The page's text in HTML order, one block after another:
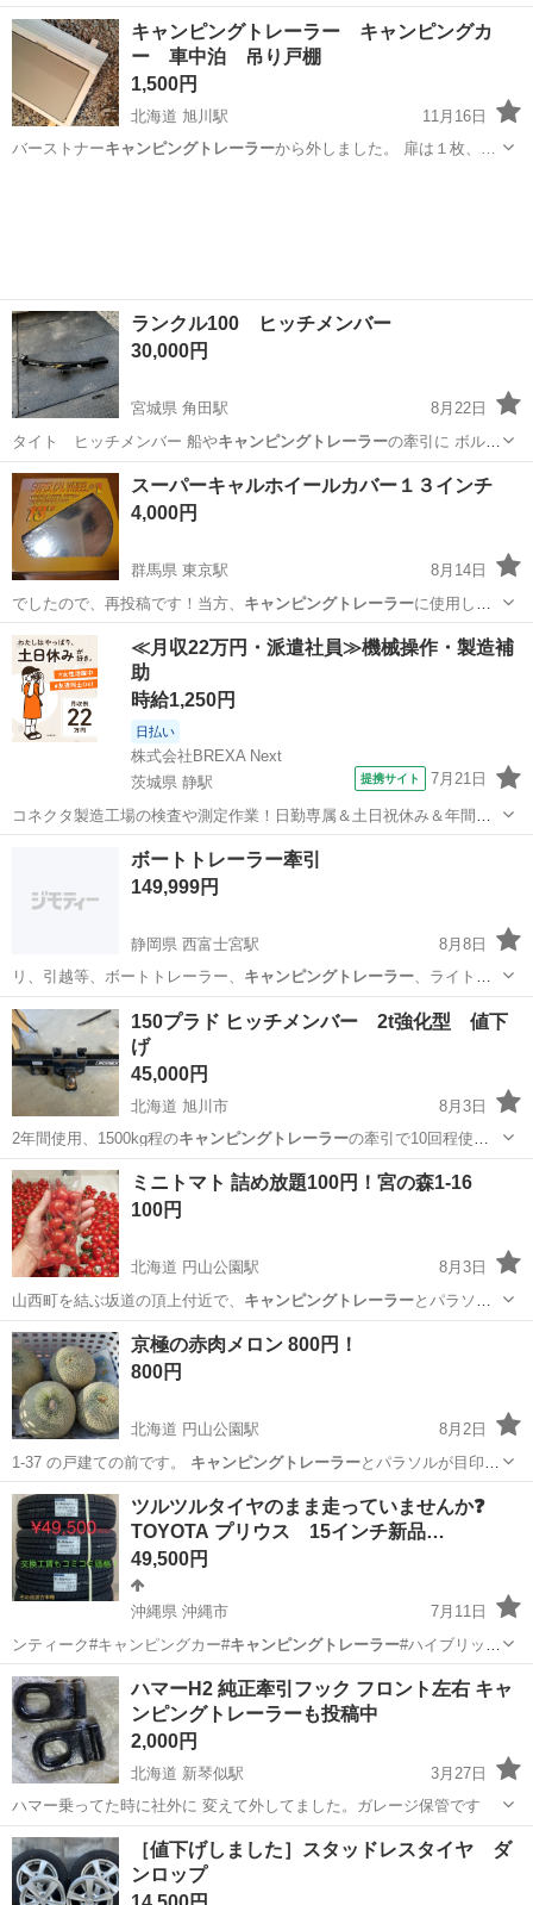
のみの出品です♪ …
愛知 豊田市 保見駅 パーツ トレーラーハウス
キャンピングトレーラー キャンピングカ
ー 車中泊 吊り戸棚
1,500円
北海道 旭川駅
11月16日
バーストナーキャンピングトレーラーから外しました。 扉は１枚、…
ランクル100 ヒッチメンバー
30,000円
宮城県 角田駅
8月22日
タイト ヒッチメンバー 船やキャンピングトレーラーの牽引に ボルト
類はおまけ程…
宮城 角田市 角田駅 ヒッチメンバー
スーパーキャルホイールカバー１３インチ
4,000円
群馬県 東京駅
8月14日
でしたので、再投稿です！当方、 キャンピングトレーラーに使用して
いたため、２枚は中古…
群馬 太田市 東京駅 その他 13インチ
≪月収22万円・派遣社員≫機械操作・製造補
助
時給1,250円
日払い
株式会社BREXA Next
茨城県 静駅
提携サイト 7月21日
コネクタ製造工場の検査や測定作業！日勤専属＆土日祝休み＆年間休
日128日★クリーンルーム内作業★マイカー通勤OK＆無料駐車場あり
★就業先食堂利用可！日払い制度あり！《茨城県常陸大宮市》 人気の
工場のお仕事 ◇コネクタ製造工...
常陸大宮市 静駅 その他
ボートトレーラー牽引
149,999円
静岡県 西富士宮駅
8月8日
リ、引越等、ボートトレーラー、 キャンピングトレーラー、ライトト
レーラーの牽引、レッ…
静岡 富士宮市 西富士宮駅 トレーラー
150プラド ヒッチメンバー 2t強化型 値下
げ
45,000円
北海道 旭川市
8月3日
2年間使用、1500kg程のキャンピングトレーラーの牽引で10回程使用
しました。…
北海道 旭川市 外装、車外用品 ヒッチメンバー
ミニトマト 詰め放題100円！宮の森1-16
100円
北海道 円山公園駅
8月3日
山西町を結ぶ坂道の頂上付近で、 キャンピングトレーラーとパラソル
が目印です。 ナビは…
北海道 札幌市 円山公園駅 ミニトマト
京極の赤肉メロン 800円！
800円
北海道 円山公園駅
8月2日
1-37 の戸建ての前です。 キャンピングトレーラーとパラソルが目印で
す。 円山西…
北海道 札幌市 円山公園駅 食品 ミニトマト
ツルツルタイヤのまま走っていませんか❓
TOYOTA プリウス 15インチ新品…
49,500円
沖縄県 沖縄市
7月11日
ンティーク#キャンピングカー#キャンピングトレーラー#ハイブリッド
#SUV#車中泊…
沖縄 沖縄市 タイヤ、ホイール タイヤ
ハマーH2 純正牽引フック フロント左右 キャ
ンピングトレーラーも投稿中
2,000円
北海道 新琴似駅
3月27日
ハマー乗ってた時に社外に 変えて外してました。ガレージ保管です
北海道 札幌市 新琴似駅 タイヤ、ホイール ハマー
［値下げしました］スタッドレスタイヤ ダ
ンロップ